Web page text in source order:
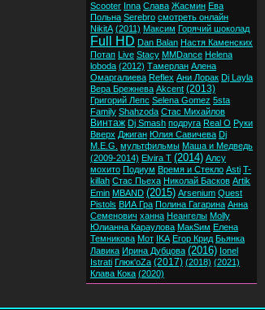
Scooter Inna Слава Жасмин Ева
Польна Serebro смотреть онлайн
NikitA (2011) Максим Горячий шоколад
Full HD Dan Balan Настя Каменских
Потап Live Stacy MMDance Helena
loboda (2012) Тамерлан Алена
Омаргалиева Reflex Ани Лорак Dj Layla
Вера Брежнева Akcent (2013)
Григорий Лепс Selena Gomez 5sta
Family Shahzoda Стас Михайлов
Винтаж Dj Smash подруга Real O Руки
Вверх Джиган Юлия Савичева Dj
M.E.G. мультфильмы Маша и Медведь
(2009-2014) Elvira T (2014) Алсу
мохито Подиум Время и Стекло Asti T-
killah Стас Пьеха Николай Басков Artik
Emin MBAND (2015) Arsenium Quest
Pistols ВИА Гра Полина Гагарина Анна
Семенович ханна Неангелы Molly
Юлианна Караулова МакSим Елена
Темникова Мот IKA Егор Крид Бьянка
Лавика Ирина Дубцова (2016) Ionel
Istrati Глюк'oZa (2017) (2018) (2021)
Клава Кока (2020)